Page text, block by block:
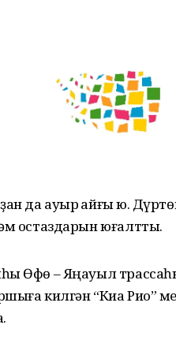
да ауыр ҡайғы юҡ.
остаздарын юғалтты.
Өфө – Яңауыл
килгән “Киа Рио”